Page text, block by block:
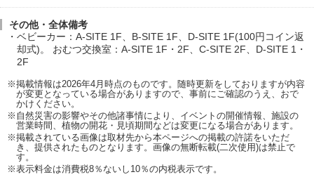
その他・全体備考
ベビーカー：A-SITE 1F、B-SITE 1F、D-SITE 1F(100円コイン返
却式)。 おむつ交換室：A-SITE 1F・2F、C-SITE 2F、D-SITE 1・
2F
※掲載情報は2026年4月時点のものです。随時更新をしておりますが内容
が変更となっている場合がありますので、事前にご確認のうえ、おで
かけください。
※自然災害の影響やその他諸事情により、イベントの開催情報、施設の
営業時間、植物の開花・見頃期間などは変更になる場合があります。
※掲載されている画像は取材先から本ページへの掲載の許諾をいただ
き、提供されたものとなります。画像の無断転載(二次使用)は禁止で
す。
※表示料金は消費税8％ないし10％の内税表示です。